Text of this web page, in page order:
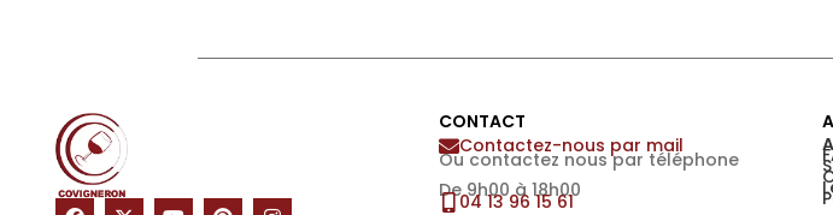
CONTACT
Contactez-nous par mail
Ou contactez nous par téléphone
De 9h00 à 18h00
04 13 96 15 61